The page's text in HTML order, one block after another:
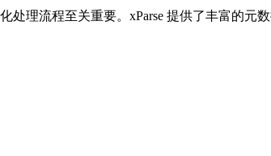
理流程至关重要。xParse 提供了丰富的元